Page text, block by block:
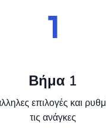
Βήμα 1
επιλογές και
τις ανάγκες